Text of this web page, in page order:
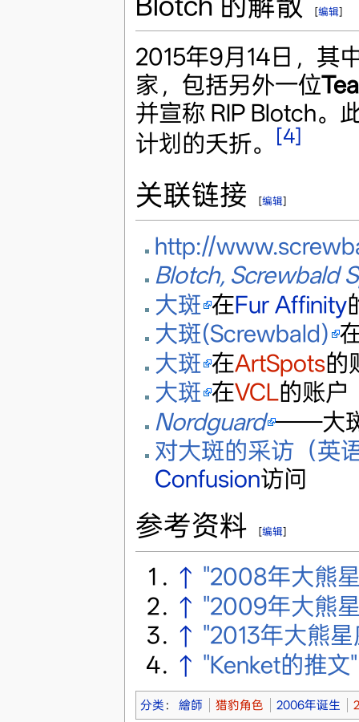
[编辑]
2015年9月14日，其
家，包括另外一位
并宣称 RIP Blotch。
计划的夭折。
[4]
关联链接 [编辑]
http://
Blotch, Screwbald
大斑 在Fur Affinity
大斑(Screwbald)
大斑 在ArtSpots的
大斑 在VCL的账户
Nordguard ——大
对大斑的采访（英
Confusion访问
参考资料 [编辑]
↑ "2008年大熊
↑ "2009年大熊
↑ "2013年大熊
↑ "Kenket的推文"
分类 ： 繪師 猎豹角色 2006年诞生